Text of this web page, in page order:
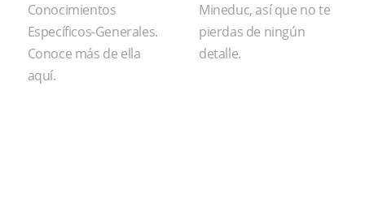
Conocimientos
Específicos-Generales.
Conoce más de ella
aquí.
Mineduc, así que no te
pierdas de ningún
detalle.